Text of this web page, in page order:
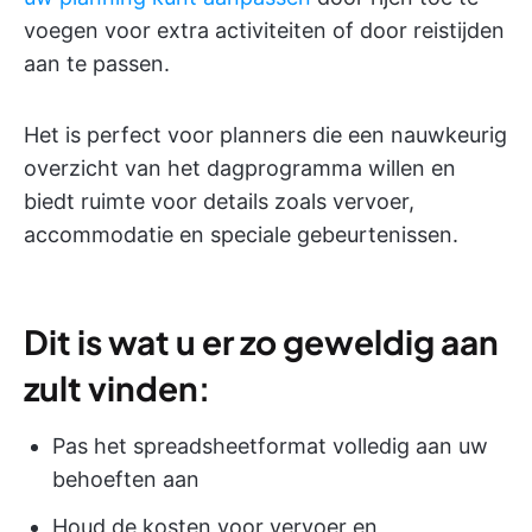
voegen voor extra activiteiten of door reistijden
aan te passen.
Het is perfect voor planners die een nauwkeurig
overzicht van het dagprogramma willen en
biedt ruimte voor details zoals vervoer,
accommodatie en speciale gebeurtenissen.
Dit is wat u er zo geweldig aan
zult vinden:
Pas het spreadsheetformat volledig aan uw
behoeften aan
Houd de kosten voor vervoer en